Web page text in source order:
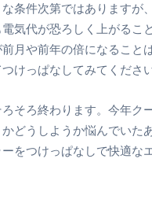
条件次第ではありますが
気代が恐ろしく上がるこ
月や前年の倍になること
けっぱなしてみてください
そろ終わります。今年ク
どうしようか悩んでいた
をつけっぱなしで快適な